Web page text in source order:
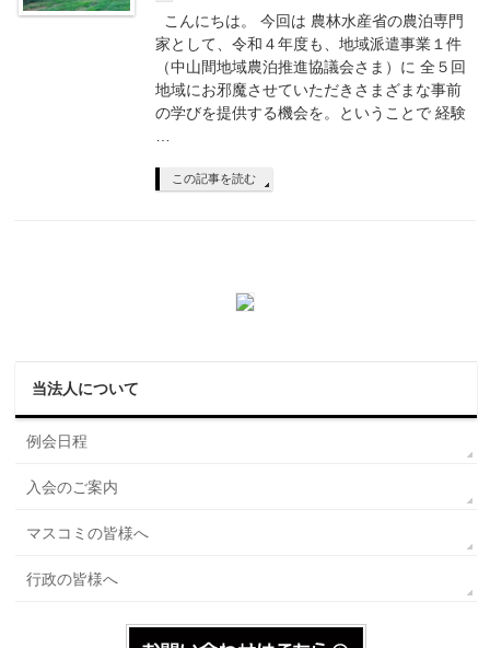
こんにちは。 今回は 農林水産省の農泊専門
家として、令和４年度も、地域派遣事業１件
（中山間地域農泊推進協議会さま）に 全５回
地域にお邪魔させていただきさまざまな事前
の学びを提供する機会を。ということで 経験
この記事を読む
当法人について
例会日程
入会のご案内
マスコミの皆様へ
行政の皆様へ